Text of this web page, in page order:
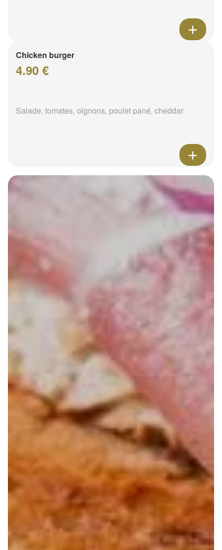
Chicken burger
4.90 €
Salade, tomates, oignons, poulet pané, cheddar